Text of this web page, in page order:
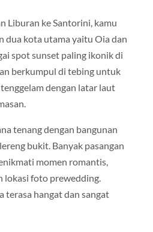
Liburan ke Santorini, kamu
dua kota utama yaitu Oia dan
spot sunset paling ikonik di
berkumpul di tebing untuk
dengan latar laut
tenang dengan bangunan
bukit. Banyak pasangan
momen romantis,
lokasi foto prewedding.
terasa hangat dan sangat